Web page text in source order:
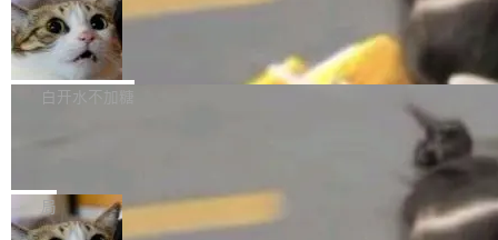
SS 圆角虚线样式中可能存在的问题 如果表单中
的图像元素不在同一个子树中，则它们将不再关
联 加...
通过拉取过去一年内（从 PG 18 Beta1 时间点
至今）的所有 commit，同样交由 AI 分析提炼。
经过人工复核，准确度令人满意。这一方法也为
社区爱好者提供了高效跟踪新版本的思路。
和休闲娱乐竞争时间。" 这是 libexpat 维护者 S
ebastian Pipping 写在博客里的话。8 月 4 日，
他宣布了一个新消息：从 2026 年 8 月 1 日起，
他可以全职维护 libexpat 了，最长 6 个月。发
库之一。你的操作系统、浏览器、无数的基础设
施软件，很可能都在用它。而过去十年，维护它
Firefox 153.0.3 发布
Firefox 153.0.3 现已发布，具体更新内容如
下： New Smart Window 包含多项增强功能：
gi?id=2019042">Bug&nbsp;2019042</a>）</l
i> <li>现在，助手可以直接使用 Exa 的网络搜索
白开水不加糖
的 npm 包。项目的核心论点是：容器不适合 Ag
ent 计算。真正适合的，是 Isolate。 Cloudflare
局